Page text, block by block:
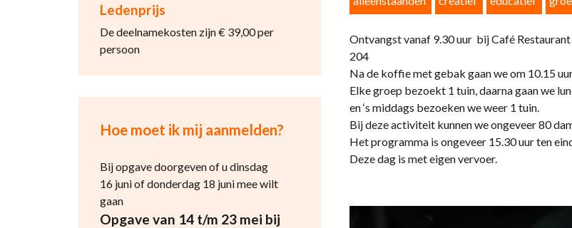
Ledenprijs
De deelnamekosten zijn € 39,00 per
persoon
Hoe moet ik mij aanmelden?
Bij opgave doorgeven of u dinsdag
16 juni of donderdag 18 juni mee wilt
gaan
Opgave van 14 t/m 23 mei bij
Ontvangst vanaf 9.30 uur bij Café
204
Na de koffie met gebak gaan we om 10.15
Elke groep bezoekt 1 tuin, daarna gaan we
en ‘s middags bezoeken we weer 1 tuin.
Bij deze activiteit kunnen we ongeveer 80
Het programma is ongeveer 15.30 uur ten
Deze dag is met eigen vervoer.